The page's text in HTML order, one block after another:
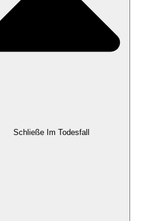
Schließe Im Todesfall